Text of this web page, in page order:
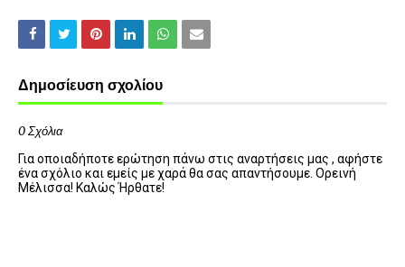
Δημοσίευση σχολίου
0 Σχόλια
Για οποιαδήποτε ερώτηση πάνω στις αναρτήσεις μας , αφήστε
ένα σχόλιο και εμείς με χαρά θα σας απαντήσουμε. Ορεινή
Μέλισσα! Καλώς Ήρθατε!